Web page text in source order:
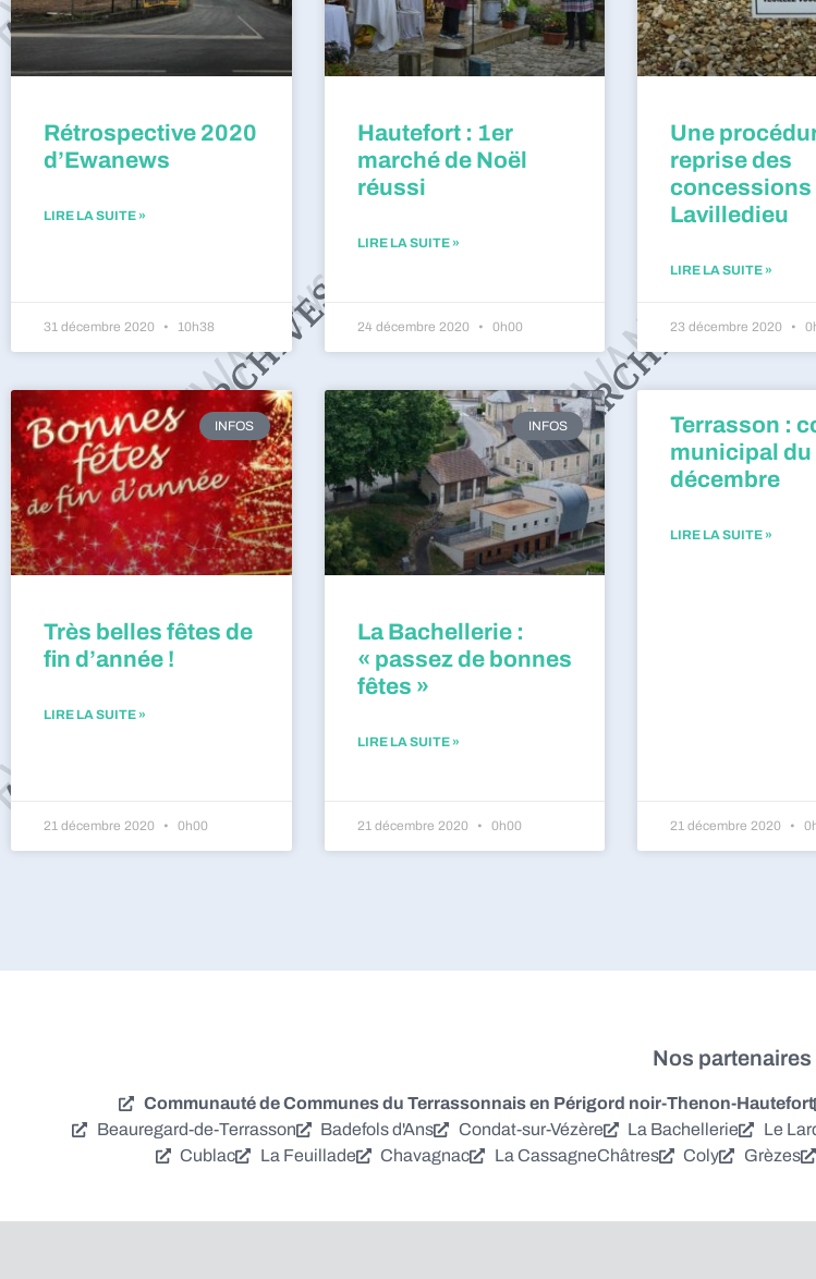
Rétrospective 2020
d’Ewanews
LIRE LA SUITE »
31 décembre 2020 10h38
Hautefort : 1er
marché de Noël
réussi
LIRE LA SUITE »
24 décembre 2020 0h00
Une
reprise des
concessions
Lavilledieu
LIRE LA SUITE »
23 décembre 2020
INFOS
Très belles fêtes de
fin d’année !
LIRE LA SUITE »
21 décembre 2020 0h00
INFOS
La Bachellerie :
« passez de bonnes
fêtes »
LIRE LA SUITE »
21 décembre 2020 0h00
Terrasson :
municipal du
décembre
LIRE LA SUITE »
21 décembre 2020
Nos partenaires
Communauté de Communes du Terrassonnais en Périgord noir-Thenon-Hautefort
Beauregard-de-Terrasson
Badefols d'Ans Condat-sur-Vézère La Bachellerie Le
Cublac
La Feuillade Chavagnac La CassagneChâtres Coly Grèzes